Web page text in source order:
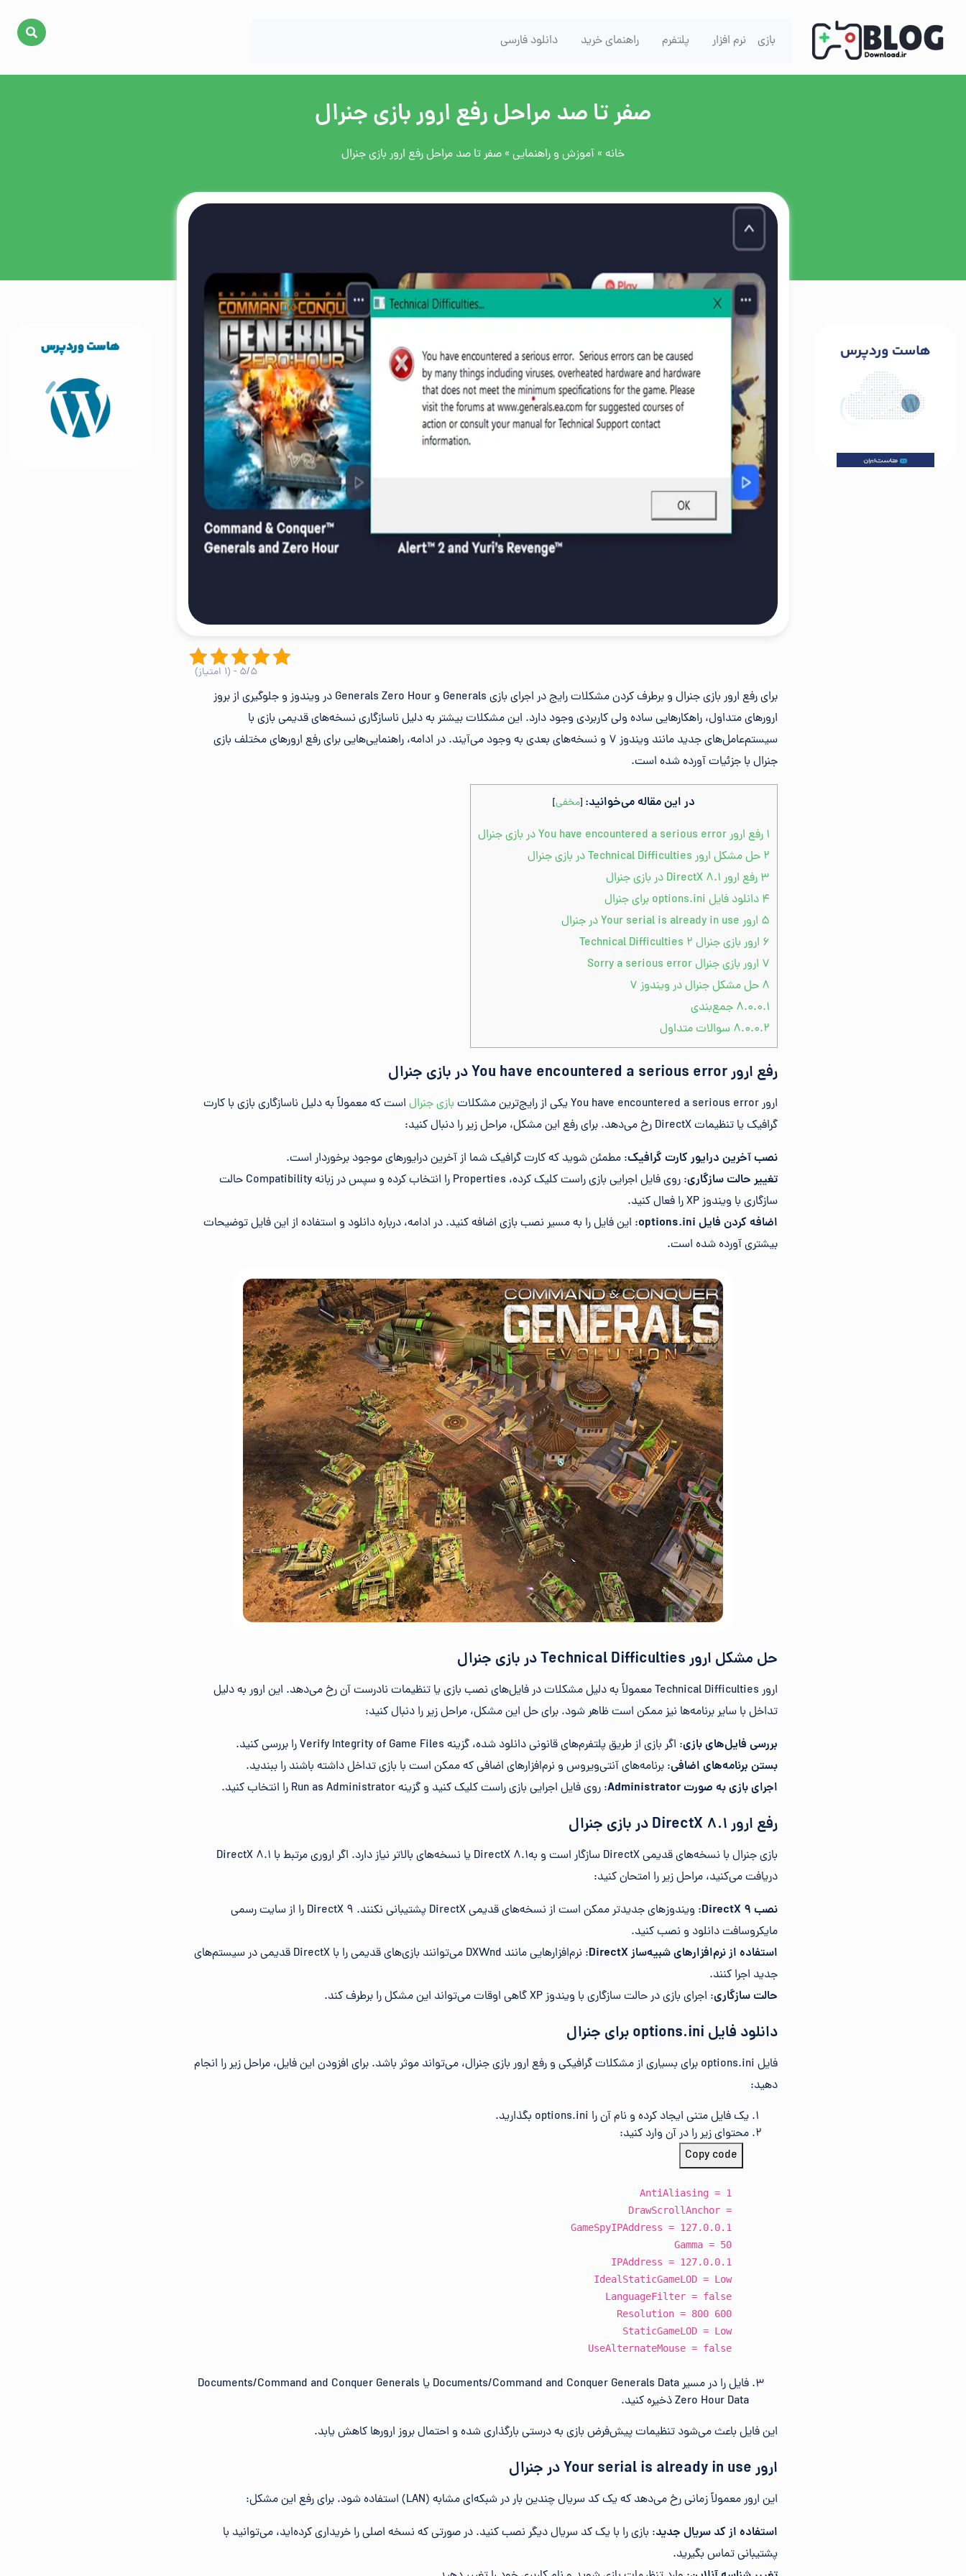
بازی
نرم افزار پلتفرم راهنمای خرید دانلود فارسی
صفر تا صد مراحل رفع ارور بازی جنرال
خانه » آموزش و راهنمایی » صفر تا صد مراحل رفع ارور بازی جنرال
۵/۵ - (۱ امتیاز)
برای رفع ارور بازی جنرال و برطرف کردن مشکلات رایج در اجرای بازی Generals و Generals Zero Hour در ویندوز و جلوگیری از بروز
ارورهای متداول، راهکارهایی ساده ولی کاربردی وجود دارد. این مشکلات بیشتر به دلیل ناسازگاری نسخه‌های قدیمی بازی با
سیستم‌عامل‌های جدید مانند ویندوز 7 و نسخه‌های بعدی به وجود می‌آیند. در ادامه، راهنمایی‌هایی برای رفع ارورهای مختلف بازی
جنرال با جزئیات آورده شده است.
در این مقاله می‌خوانید: [مخفی]
۱ رفع ارور You have encountered a serious error در بازی جنرال
۲ حل مشکل ارور Technical Difficulties در بازی جنرال
۳ رفع ارور DirectX 8.1 در بازی جنرال
۴ دانلود فایل options.ini برای جنرال
۵ ارور Your serial is already in use در جنرال
۶ ارور بازی جنرال 2 Technical Difficulties
۷ ارور بازی جنرال Sorry a serious error
۸ حل مشکل جنرال در ویندوز ۷
۸.۰.۰.۱ جمع‌بندی
۸.۰.۰.۲ سوالات متداول
رفع ارور You have encountered a serious error در بازی جنرال
ارور You have encountered a serious error یکی از رایج‌ترین مشکلات بازی جنرال است که معمولاً به دلیل ناسازگاری بازی با کارت
گرافیک یا تنظیمات DirectX رخ می‌دهد. برای رفع این مشکل، مراحل زیر را دنبال کنید:
نصب آخرین درایور کارت گرافیک: مطمئن شوید که کارت گرافیک شما از آخرین درایورهای موجود برخوردار است.
تغییر حالت سازگاری
: روی فایل اجرایی بازی راست کلیک کرده، Properties را انتخاب کرده و سپس در زبانه Compatibility حالت
سازگاری با ویندوز XP را فعال کنید.
اضافه کردن فایل options.ini
: این فایل را به مسیر نصب بازی اضافه کنید. در ادامه، درباره دانلود و استفاده از این فایل توضیحات
بیشتری آورده شده است.
حل مشکل ارور Technical Difficulties در بازی جنرال
ارور Technical Difficulties معمولاً به دلیل مشکلات در فایل‌های نصب بازی یا تنظیمات نادرست آن رخ می‌دهد. این ارور به دلیل
تداخل با سایر برنامه‌ها نیز ممکن است ظاهر شود. برای حل این مشکل، مراحل زیر را دنبال کنید:
بررسی فایل‌های بازی: اگر بازی از طریق پلتفرم‌های قانونی دانلود شده، گزینه Verify Integrity of Game Files را بررسی کنید.
بستن برنامه‌های اضافی: برنامه‌های آنتی‌ویروس و نرم‌افزارهای اضافی که ممکن است با بازی تداخل داشته باشند را ببندید.
اجرای بازی به صورت Administrator
: روی فایل اجرایی بازی راست کلیک کنید و گزینه Run as Administrator را انتخاب کنید.
رفع ارور DirectX 8.1 در بازی جنرال
بازی جنرال با نسخه‌های قدیمی DirectX سازگار است و بهDirectX 8.1 یا نسخه‌های بالاتر نیاز دارد. اگر اروری مرتبط با DirectX 8.1
دریافت می‌کنید، مراحل زیر را امتحان کنید:
نصب DirectX 9
: ویندوزهای جدیدتر ممکن است از نسخه‌های قدیمی DirectX پشتیبانی نکنند. DirectX 9 را از سایت رسمی
مایکروسافت دانلود و نصب کنید.
استفاده از نرم‌افزارهای شبیه‌ساز DirectX
: نرم‌افزارهایی مانند DXWnd می‌توانند بازی‌های قدیمی را با DirectX قدیمی در سیستم‌های
جدید اجرا کنند.
حالت سازگاری: اجرای بازی در حالت سازگاری با ویندوز XP گاهی اوقات می‌تواند این مشکل را برطرف کند.
دانلود فایل options.ini برای جنرال
فایل options.ini برای بسیاری از مشکلات گرافیکی و رفع ارور بازی جنرال، می‌تواند موثر باشد. برای افزودن این فایل، مراحل زیر را انجام
دهید:
یک فایل متنی ایجاد کرده و نام آن را options.ini بگذارید.
محتوای زیر را در آن وارد کنید:
Copy code
AntiAliasing = 1
DrawScrollAnchor =
GameSpyIPAddress = 127.0.0.1
Gamma = 50
IPAddress = 127.0.0.1
IdealStaticGameLOD = Low
LanguageFilter = false
Resolution = 800 600
StaticGameLOD = Low
UseAlternateMouse = false
فایل را در مسیر Documents/Command and Conquer Generals Data یا Documents/Command and Conquer Generals
Zero Hour Data ذخیره کنید.
این فایل باعث می‌شود تنظیمات پیش‌فرض بازی به درستی بارگذاری شده و احتمال بروز ارورها کاهش یابد.
ارور Your serial is already in use در جنرال
این ارور معمولاً زمانی رخ می‌دهد که یک کد سریال چندین بار در شبکه‌ای مشابه (LAN) استفاده شود. برای رفع این مشکل:
استفاده از کد سریال جدید: بازی را با یک کد سریال دیگر نصب کنید. در صورتی که نسخه اصلی را خریداری کرده‌اید، می‌توانید با
پشتیبانی تماس بگیرید.